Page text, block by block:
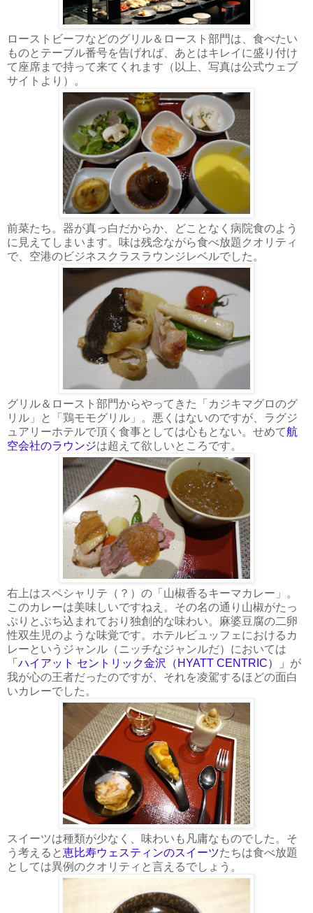
ローストビーフなどのグリル＆ロースト部門は、食べたい
ものとテーブル番号を告げれば、あとはキレイに盛り付け
て座席まで持って来てくれます（以上、写真は公式ウェブ
サイトより）。
前菜たち。器が真っ白だからか、どことなく病院食のよう
に見えてしまいます。味は残念ながら食べ放題クオリティ
で、空港のビジネスクラスラウンジレベルでした。
グリル＆ロースト部門からやってきた「カジキマグロのグ
リル」と「鶏モモグリル」。悪くはないのですが、ラグジ
ュアリーホテルで頂く食事としては心もとない。せめて航
空会社のラウンジは超えて欲しいところです。
右上はスペシャリテ（？）の「山椒香るキーマカレー」。
このカレーは美味しいですねえ。その名の通り山椒がたっ
ぷりとぶち込まれており独創的な味わい。麻婆豆腐の二卵
性双生児のような味覚です。ホテルビュッフェにおけるカ
レーというジャンル（ニッチなジャンルだ）においては
「ハイアット セントリック金沢（HYATT CENTRIC）」 が
我が心の王者だったのですが、それを凌駕するほどの面白
いカレーでした。
スイーツは種類が少なく、味わいも凡庸なものでした。そ
う考えると恵比寿ウェスティンのスイーツたちは食べ放題
としては異例のクオリティと言えるでしょう。